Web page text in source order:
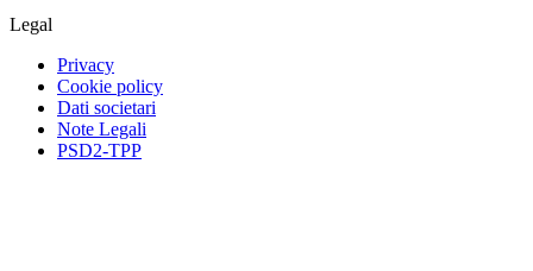
Legal
Privacy
Cookie policy
Dati societari
Note Legali
PSD2-TPP